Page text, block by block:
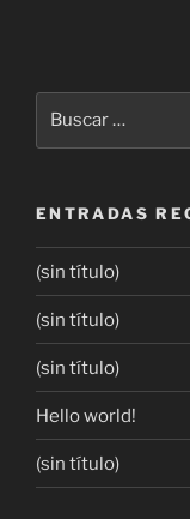
ENTRADAS
(sin título)
(sin título)
(sin título)
Hello world!
(sin título)